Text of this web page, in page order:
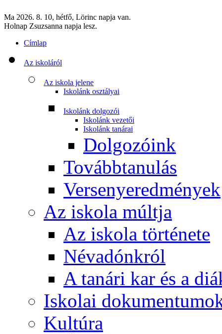
Ma 2026. 8. 10, hétfő, Lörinc napja van.
Holnap Zsuzsanna napja lesz.
Címlap
Az iskoláról
Az iskola jelene
Iskolánk osztályai
Iskolánk dolgozói
Iskolánk vezetői
Iskolánk tanárai
Dolgozóink
Továbbtanulás
Versenyeredmények
Az iskola múltja
Az iskola története
Névadónkról
A tanári kar és a
Iskolai
Kultúra